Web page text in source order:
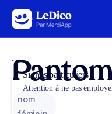
Aller au contenu
nom
Signes particuliers
Attention à ne pas